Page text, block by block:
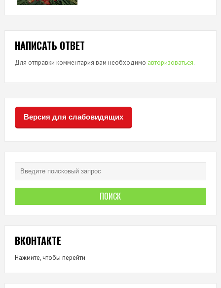
НАПИСАТЬ ОТВЕТ
Для отправки комментария вам необходимо авторизоваться.
Версия для слабовидящих
ВКОНТАКТЕ
Нажмите, чтобы перейти